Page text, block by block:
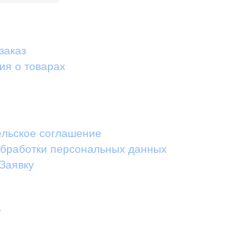
о товарах
соглашение
персональных данных